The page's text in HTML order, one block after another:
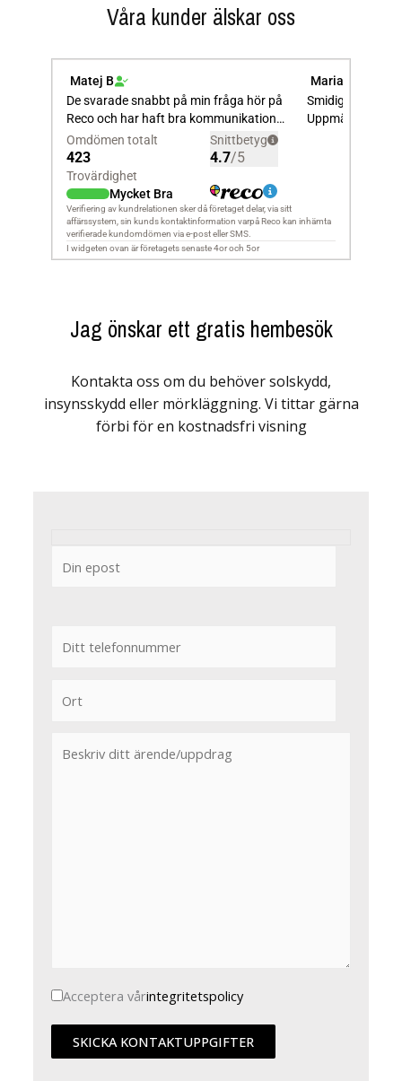
Våra kunder älskar oss
Jag önskar ett gratis hembesök
Kontakta oss om du behöver solskydd,
insynsskydd eller mörkläggning. Vi tittar gärna
förbi för en kostnadsfri visning
Acceptera vårintegritetspolicy